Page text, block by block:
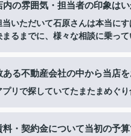
内の雰囲気・担当者の印象は
当いただいて石原さんは本当にす
まるまでに、様々な相談に乗って
ある不動産会社の中から当店
プリで探していてたまたまめぐり
料・契約金について当初の予